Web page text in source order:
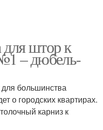
для штор к
– дюбель-
большинства
о городских квартирах.
карниз к